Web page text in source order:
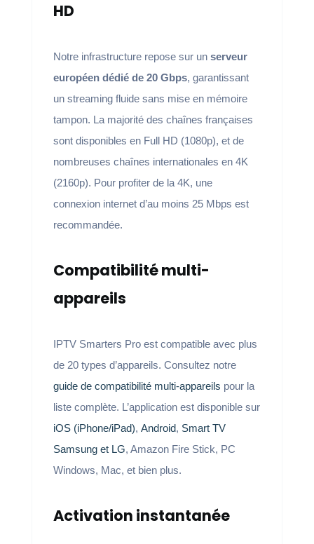
HD
Notre infrastructure repose sur un serveur
européen dédié de 20 Gbps, garantissant
un streaming fluide sans mise en mémoire
tampon. La majorité des chaînes françaises
sont disponibles en Full HD (1080p), et de
nombreuses chaînes internationales en 4K
(2160p). Pour profiter de la 4K, une
connexion internet d’au moins 25 Mbps est
recommandée.
Compatibilité multi-
appareils
IPTV Smarters Pro est compatible avec plus
de 20 types d’appareils. Consultez notre
guide de compatibilité multi-appareils pour la
liste complète. L’application est disponible sur
iOS (iPhone/iPad), Android, Smart TV
Samsung et LG, Amazon Fire Stick, PC
Windows, Mac, et bien plus.
Activation instantanée